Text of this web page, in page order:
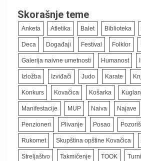
Skorašnje teme
Anketa Atletika Balet Biblioteka
Deca Događaji Festival Folklor
Galerija naivne umetnosti Humanost
Izložba Izviđači Judo Karate
Konkurs Kovačica Košarka
Manifestacije MUP Naiva Najave
Penzioneri Plivanje Posao
Rukomet Skupština opštine Kovačica
Streljaštvo Takmičenje TOOK